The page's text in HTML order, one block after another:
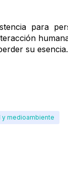
para
su esencia.
medioambiente